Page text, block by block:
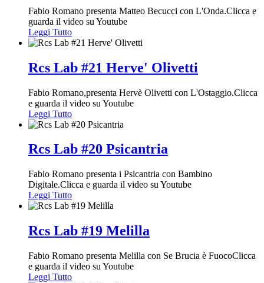
Fabio Romano presenta Matteo Becucci con L'Onda.Clicca e
guarda il video su Youtube
Leggi Tutto
Rcs Lab #21 Herve' Olivetti
Fabio Romano,presenta Hervè Olivetti con L'Ostaggio.Clicca
e guarda il video su Youtube
Leggi Tutto
Rcs Lab #20 Psicantria
Fabio Romano presenta i Psicantria con Bambino
Digitale.Clicca e guarda il video su Youtube
Leggi Tutto
Rcs Lab #19 Melilla
Fabio Romano presenta Melilla con Se Brucia è FuocoClicca
e guarda il video su Youtube
Leggi Tutto